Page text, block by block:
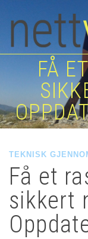
FÅ
TEKNISK
Få et
sikkert